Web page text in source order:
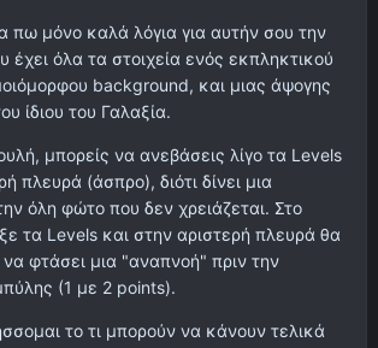
μόνο καλά λόγια για αυτήν σου την
έχει όλα τα στοιχεία ενός εκπληκτικού
background, και μιας άψογης
ίδιου του Γαλαξία.
μπορείς να ανεβάσεις λίγο τα Levels
πλευρά (άσπρο), διότι δίνει μια
όλη φώτο που δεν χρειάζεται. Στο
τα Levels και στην αριστερή πλευρά θα
φτάσει μια "αναπνοή" πριν την
(1 με 2 points).
το τι μπορούν να κάνουν τελικά